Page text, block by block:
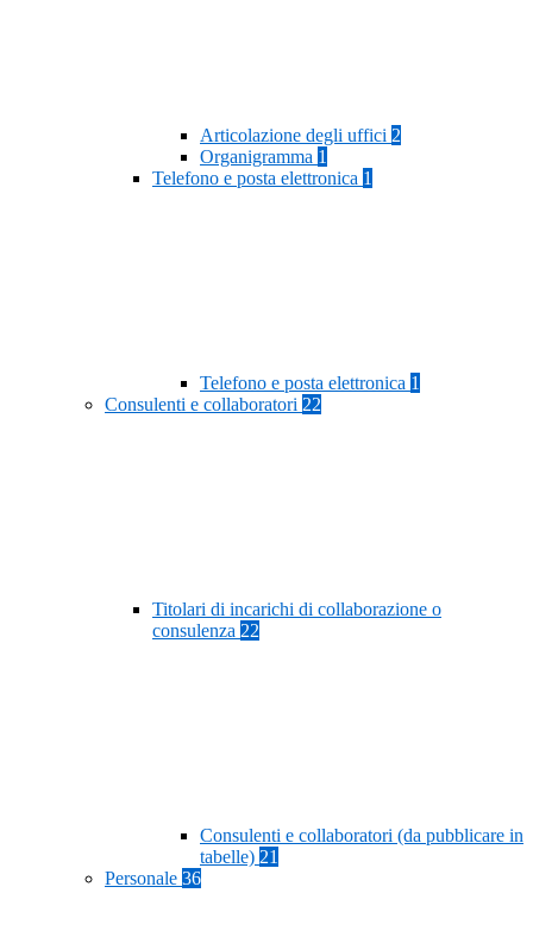
Articolazione degli uffici 2
Organigramma 1
Telefono e posta elettronica 1
Telefono e posta elettronica 1
Consulenti e collaboratori 22
Titolari di incarichi di collaborazione o
consulenza 22
Consulenti e collaboratori (da pubblicare in
tabelle) 21
Personale 36